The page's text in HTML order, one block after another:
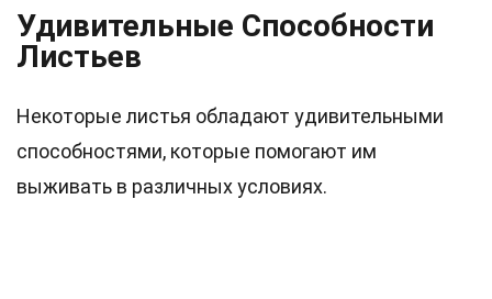
Удивительные Способности
Листьев
Некоторые листья обладают удивительными
способностями, которые помогают им
выживать в различных условиях.